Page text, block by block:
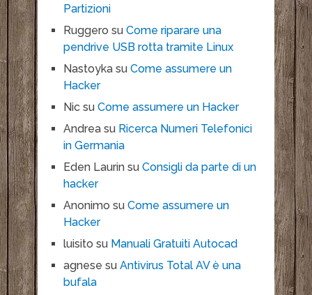
Partizioni
Ruggero su Come riparare una
pendrive USB rotta tramite Linux
Nastoykasu Come assumere un
Hacker
Nicsu Come assumere un Hacker
Andreasu Ricerca Numeri Telefonici
in Germania
Eden Laurinsu Consigli da parte di un
hacker
Anonimo su Come assumere un
Hacker
luisito su Manuali Gratuiti Autocad
agnese su Antivirus Total AV è una
bufala